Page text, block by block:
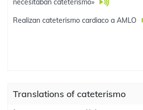
necesitaban cateterismo»
Realizan cateterismo cardiaco a AMLO
Translations of cateterismo